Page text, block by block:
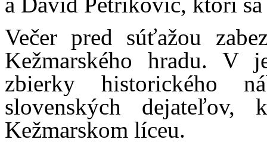
Večer pred súťažou
Kežmarského hradu. V
zbierky historického
slovenských
Kežmarskom líceu.